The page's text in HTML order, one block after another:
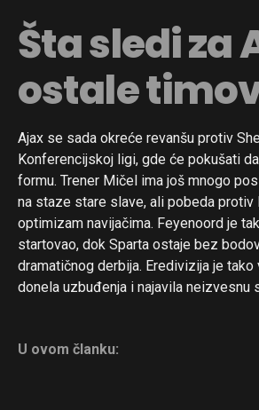
Šta sledi za
ostale
Ajax se sada okreće revanšu protiv
Konferencijskoj ligi, gde će pokušati
formu. Trener Mičel ima još mnogo
na staze stare slave, ali pobeda protiv
optimizam navijačima. Feyenoord je
startovao, dok Sparta ostaje bez
dramatičnog derbija. Eredivizija je
donela uzbuđenja i najavila neizvesnu
U ovom članku: